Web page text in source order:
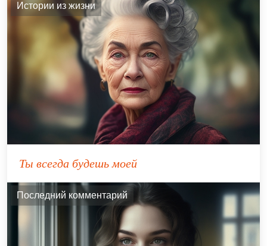
Истории из жизни
Ты всегда будешь моей
Последний комментарий